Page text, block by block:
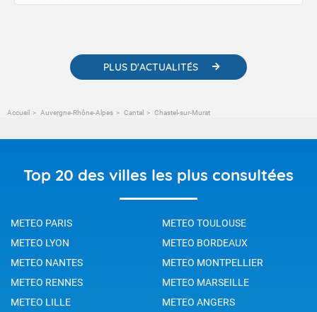
publications. Vous y trouverez également des liens utiles vers nos
PLUS D'ACTUALITÉS
Accueil Auvergne-Rhône-Alpes Cantal Chastel-sur-Murat
Top 20 des villes les plus consultées
METEO PARIS
METEO TOULOUSE
METEO LYON
METEO BORDEAUX
METEO NANTES
METEO MONTPELLIER
METEO RENNES
METEO MARSEILLE
METEO LILLE
METEO ANGERS